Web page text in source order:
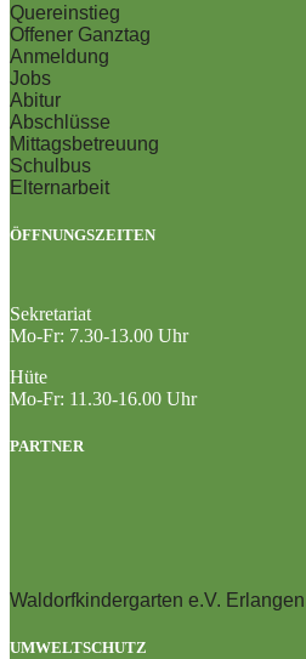
Quereinstieg
Offener Ganztag
Anmeldung
Jobs
Abitur
Abschlüsse
Mittagsbetreuung
Schulbus
Elternarbeit
ÖFFNUNGSZEITEN
Sekretariat
Mo-Fr: 7.30-13.00 Uhr
Hüte
Mo-Fr: 11.30-16.00 Uhr
PARTNER
Waldorfkindergarten e.V. Erlangen
UMWELTSCHUTZ